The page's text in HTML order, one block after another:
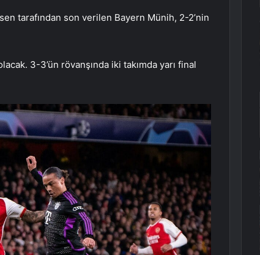
tarafından son verilen Bayern Münih, 2-2’nin
3-3’ün rövanşında iki takımda yarı final